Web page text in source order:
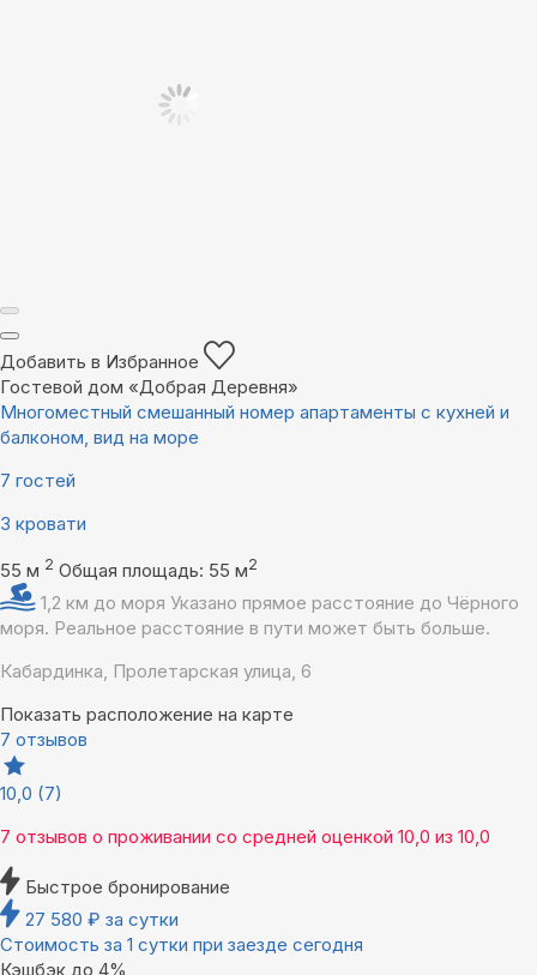
Добавить в Избранное
Гостевой дом «Добрая Деревня»
Многоместный смешанный номер апартаменты с кухней и
балконом, вид на море
7 гостей
3 кровати
55 м 2 Общая площадь: 55 м2
1,2 км до моря Указано прямое расстояние до Чёрного
моря. Реальное расстояние в пути может быть больше.
Кабардинка, Пролетарская улица, 6
Показать расположение на карте
7 отзывов
10,0 (7)
7 отзывов о проживании со средней оценкой 10,0 из 10,0
Быстрое бронирование
27 580 ₽ за сутки
Стоимость за 1 сутки при заезде сегодня
Кэшбэк до 4%